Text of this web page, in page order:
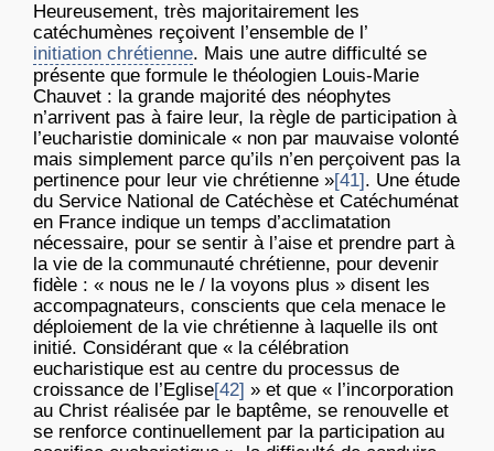
Heureusement, très majoritairement les
catéchumènes reçoivent l’ensemble de l’
initiation chrétienne. Mais une autre difficulté se
présente que formule le théologien Louis-Marie
Chauvet : la grande majorité des néophytes
n’arrivent pas à faire leur, la règle de participation à
l’eucharistie dominicale « non par mauvaise volonté
mais simplement parce qu’ils n’en perçoivent pas la
pertinence pour leur vie chrétienne »[41] . Une étude
du Service National de Catéchèse et Catéchuménat
en France indique un temps d’acclimatation
nécessaire, pour se sentir à l’aise et prendre part à
la vie de la communauté chrétienne, pour devenir
fidèle : « nous ne le / la voyons plus » disent les
accompagnateurs, conscients que cela menace le
déploiement de la vie chrétienne à laquelle ils ont
initié. Considérant que « la célébration
eucharistique est au centre du processus de
croissance de l’Eglise[42] » et que « l’incorporation
au Christ réalisée par le baptême, se renouvelle et
se renforce continuellement par la participation au